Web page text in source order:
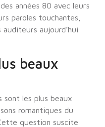
années 80 avec leurs
paroles touchantes,
aujourd’hui
beaux
sont les plus beaux
romantiques du
question suscite